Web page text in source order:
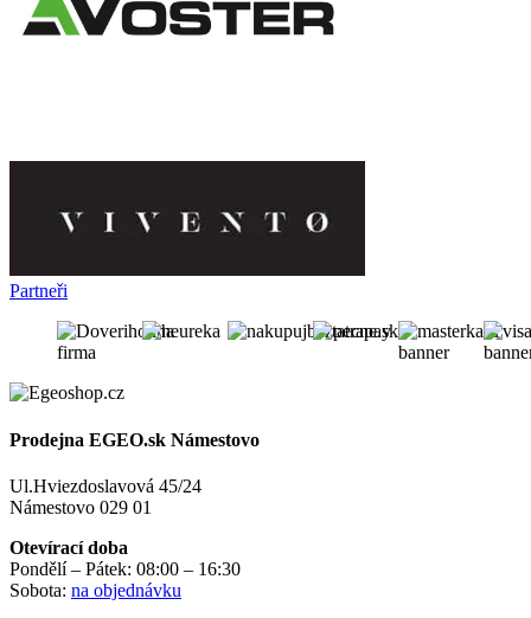
Partneři
Prodejna EGEO.sk Námestovo
Ul.Hviezdoslavová 45/24
Námestovo 029 01
Otevírací doba
Pondělí – Pátek: 08:00 – 16:30
Sobota: na objednávku